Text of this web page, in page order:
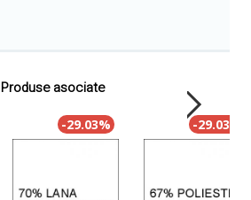
Produse asociate
-29.03% -29.03%